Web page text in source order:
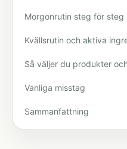
Morgonrutin steg för steg
Kvällsrutin och aktiva
Så väljer du produkter
Vanliga misstag
Sammanfattning